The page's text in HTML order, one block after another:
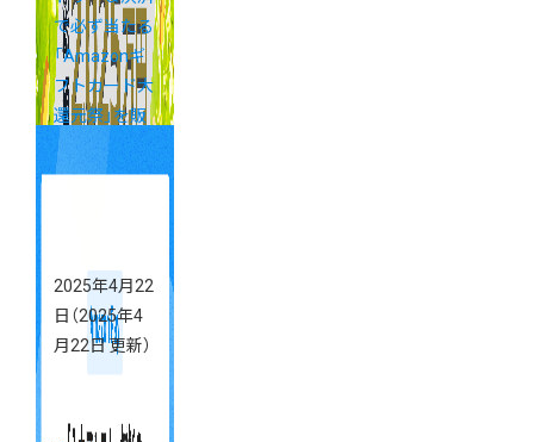
で必ず当たる
「Amazonギ
フトカード大
還元祭」を販
促に活用しま
しょう！
2025年4月22
日 （2025年4
月22日 更新）